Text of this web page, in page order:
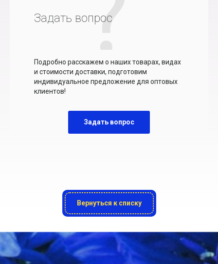
Задать вопрос
Подробно расскажем о наших товарах, видах
и стоимости доставки, подготовим
индивидуальное предложение для оптовых
клиентов!
Задать вопрос
Вернуться к списку